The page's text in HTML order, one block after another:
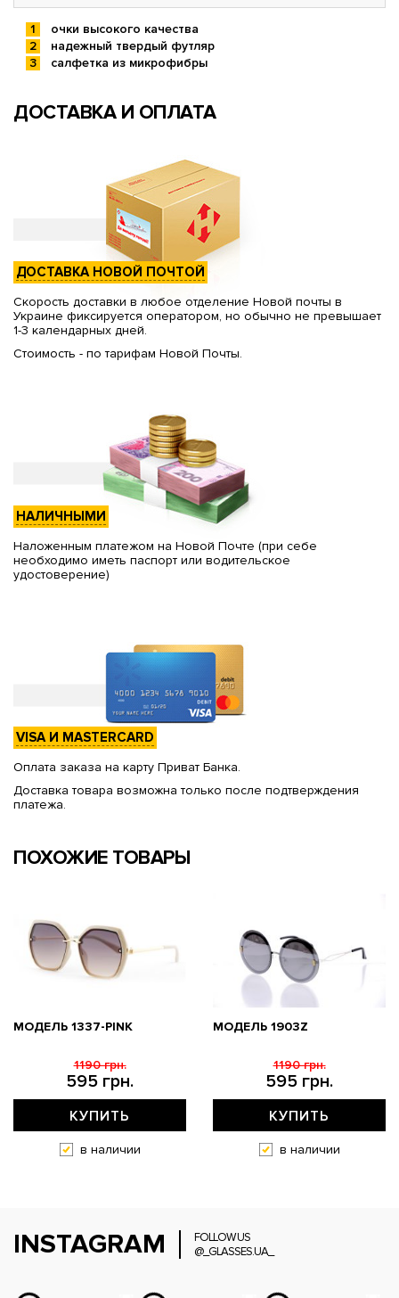
очки высокого качества
надежный твердый футляр
салфетка из микрофибры
ДОСТАВКА И ОПЛАТА
ДОСТАВКА НОВОЙ ПОЧТОЙ
Скорость доставки в любое отделение Новой почты в
Украине фиксируется оператором, но обычно не превышает
1-3 календарных дней.
Стоимость - по тарифам Новой Почты.
НАЛИЧНЫМИ
Наложенным платежом на Новой Почте (при себе
необходимо иметь паспорт или водительское
удостоверение)
VISA И MASTERCARD
Оплата заказа на карту Приват Банка.
Доставка товара возможна только после подтверждения
платежа.
ПОХОЖИЕ ТОВАРЫ
МОДЕЛЬ 1337-PINK
595 грн.
1190 грн.
КУПИТЬ
в наличии
МОДЕЛЬ 1903Z
595 грн.
1190 грн.
КУПИТЬ
в наличии
INSTAGRAM
FOLLOW US
@_GLASSES.UA_